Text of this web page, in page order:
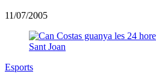
11/07/2005
Esports